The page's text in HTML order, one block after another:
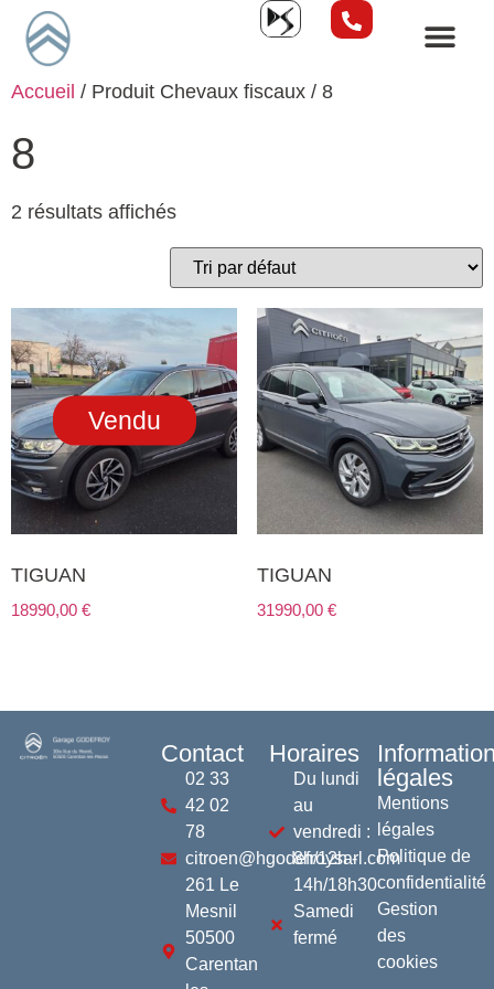
Accueil / Produit Chevaux fiscaux / 8
8
2 résultats affichés
Vendu
TIGUAN
18990,00 €
TIGUAN
31990,00 €
Contact
02 33
42 02
78
citroen@hgodefroysarl.com
261 Le
Mesnil
50500
Carentan
Horaires
Du lundi
au
vendredi :
8h/12h -
14h/18h30
Samedi
fermé
légales
Mentions
légales
Politique de
confidentialité
Gestion
des
cookies